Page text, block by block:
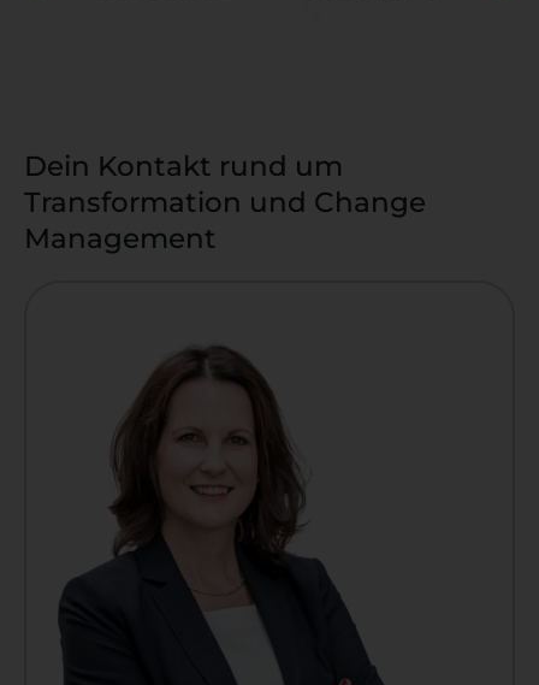
Dein Kontakt rund um
Transformation und Change
Management